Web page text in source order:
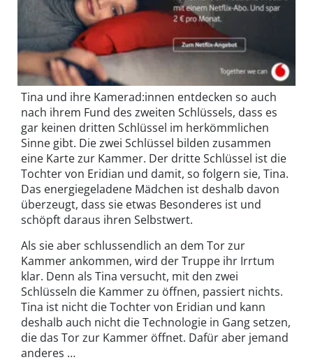
Tina und ihre Kamerad:innen entdecken so auch
nach ihrem Fund des zweiten Schlüssels, dass es
gar keinen dritten Schlüssel im herkömmlichen
Sinne gibt. Die zwei Schlüssel bilden zusammen
eine Karte zur Kammer. Der dritte Schlüssel ist die
Tochter von Eridian und damit, so folgern sie, Tina.
Das energiegeladene Mädchen ist deshalb davon
überzeugt, dass sie etwas Besonderes ist und
schöpft daraus ihren Selbstwert.
Als sie aber schlussendlich an dem Tor zur
Kammer ankommen, wird der Truppe ihr Irrtum
klar. Denn als Tina versucht, mit den zwei
Schlüsseln die Kammer zu öffnen, passiert nichts.
Tina ist nicht die Tochter von Eridian und kann
deshalb auch nicht die Technologie in Gang setzen,
die das Tor zur Kammer öffnet. Dafür aber jemand
anderes …